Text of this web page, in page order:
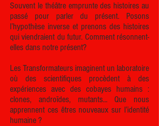
Souvent le théâtre emprunte des histoires au
passé pour parler du présent. Posons
l’hypothèse inverse et prenons des histoires
qui viendraient du futur. Comment résonnent-
elles dans notre présent?
Les Transformateurs imaginent un laboratoire
où des scientifiques procèdent à des
expériences avec des cobayes humains :
clones, androïdes, mutants... Que nous
apprennent ces êtres nouveaux sur l’identité
humaine ?